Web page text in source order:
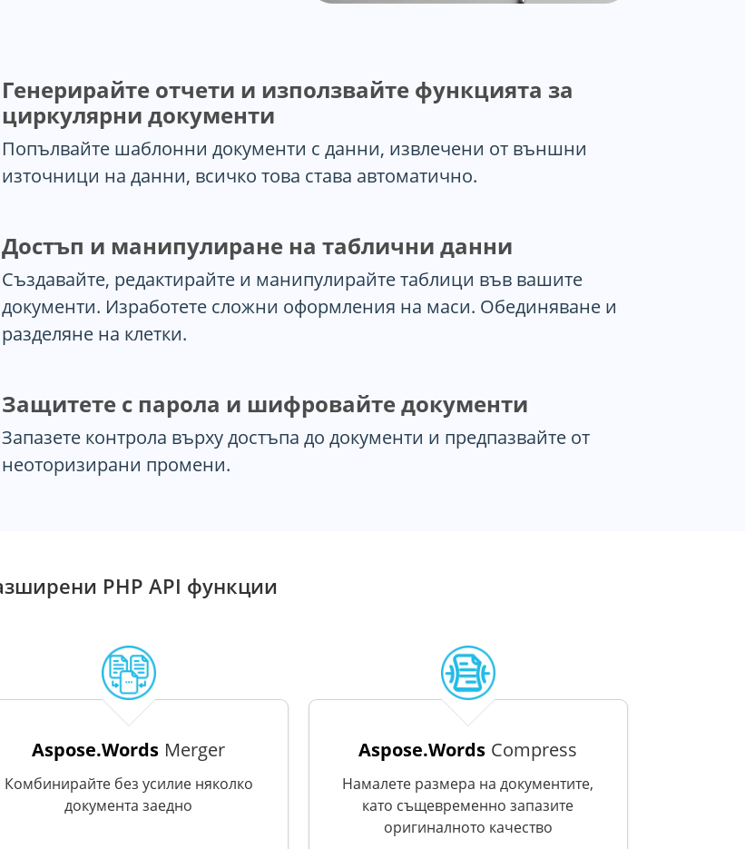
Генерирайте отчети и използвайте функцията за
циркулярни документи
Попълвайте шаблонни документи с данни, извлечени от външни
източници на данни, всичко това става автоматично.
Достъп и манипулиране на таблични данни
Създавайте, редактирайте и манипулирайте таблици във вашите
документи. Изработете сложни оформления на маси. Обединяване и
разделяне на клетки.
Защитете с парола и шифровайте документи
Запазете контрола върху достъпа до документи и предпазвайте от
неоторизирани промени.
PHP API функции
Aspose.Words Merger
Комбинирайте без усилие няколко
документа заедно
Aspose.Words Compress
Намалете размера на документите,
като същевременно запазите
оригиналното качество